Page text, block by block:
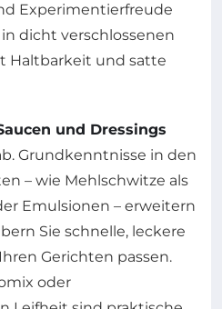
Experimentierfreude
dicht verschlossenen
Haltbarkeit und satte
und Dressings
Grundkenntnisse in den
– wie Mehlschwitze als
Emulsionen – erweitern
Sie schnelle, leckere
Gerichten passen.
oder